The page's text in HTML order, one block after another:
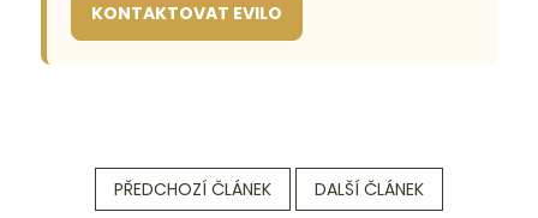
KONTAKTOVAT EVILO
PŘEDCHOZÍ ČLÁNEK DALŠÍ ČLÁNEK